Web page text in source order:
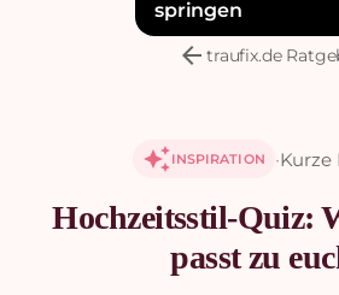
arrow_backtraufix.de
auto_awesomeINSPIRATION ·Kurze
Hochzeitsstil-Quiz:
passt zu
springen